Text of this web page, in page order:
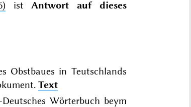
istAntwort auf dieses
Obstbaues in Teutschlands
Text
Wörterbuch beym